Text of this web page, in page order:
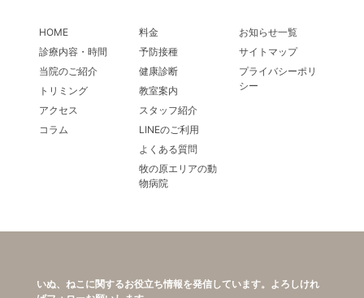
HOME
診療内容・時間
当院のご紹介
トリミング
アクセス
コラム
料金
予防接種
健康診断
教室案内
スタッフ紹介
LINEのご利用
よくある質問
牧の原エリアの動
物病院
お知らせ一覧
サイトマップ
プライバシーポリ
シー
いぬ、ねこに関するお役立ち情報を発信しています。よろしけれ